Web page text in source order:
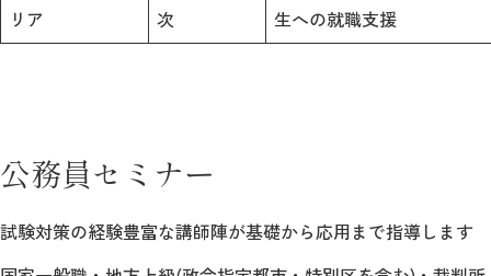
リア
次
生への就職支援
公務員セミナー
試験対策の経験豊富な講師陣が基礎から応用まで指導します